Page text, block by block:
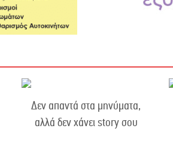
Δεν απαντά στα μηνύματα,
αλλά δεν χάνει story σου